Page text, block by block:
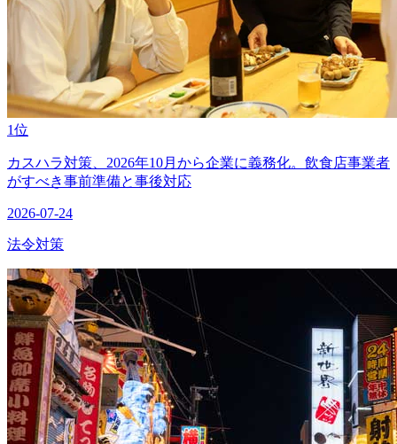
1位
カスハラ対策、2026年10月から企業に義務化。飲食店事業者
がすべき事前準備と事後対応
2026-07-24
法令対策